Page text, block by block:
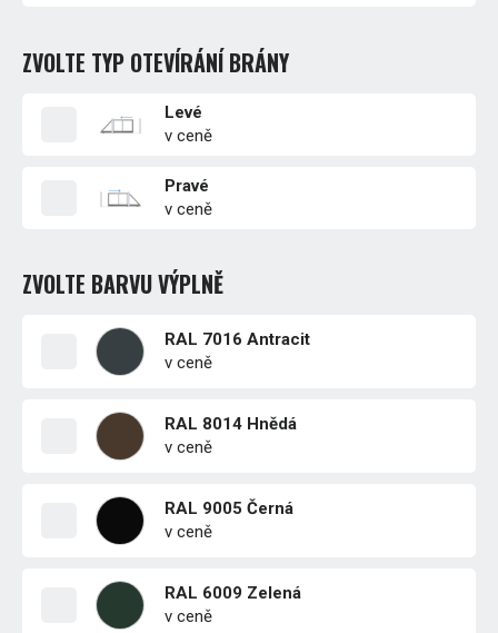
ZVOLTE TYP OTEVÍRÁNÍ BRÁNY
Levé
v ceně
Pravé
v ceně
ZVOLTE BARVU VÝPLNĚ
RAL 7016 Antracit
v ceně
RAL 8014 Hnědá
v ceně
RAL 9005 Černá
v ceně
RAL 6009 Zelená
v ceně